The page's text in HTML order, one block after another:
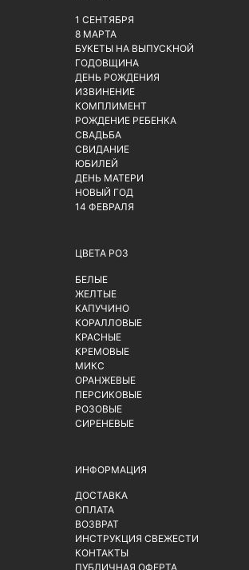
1 СЕНТЯБРЯ
8 МАРТА
БУКЕТЫ НА ВЫПУСКНОЙ
ГОДОВЩИНА
ДЕНЬ РОЖДЕНИЯ
ИЗВИНЕНИЕ
КОМПЛИМЕНТ
РОЖДЕНИЕ РЕБЕНКА
СВАДЬБА
СВИДАНИЕ
ЮБИЛЕЙ
ДЕНЬ МАТЕРИ
НОВЫЙ ГОД
14 ФЕВРАЛЯ
ЦВЕТА РОЗ
БЕЛЫЕ
ЖЕЛТЫЕ
КАПУЧИНО
КОРАЛЛОВЫЕ
КРАСНЫЕ
КРЕМОВЫЕ
МИКС
ОРАНЖЕВЫЕ
ПЕРСИКОВЫЕ
РОЗОВЫЕ
СИРЕНЕВЫЕ
ИНФОРМАЦИЯ
ДОСТАВКА
ОПЛАТА
ВОЗВРАТ
ИНСТРУКЦИЯ СВЕЖЕСТИ
КОНТАКТЫ
ПУБЛИЧНАЯ ОФЕРТА